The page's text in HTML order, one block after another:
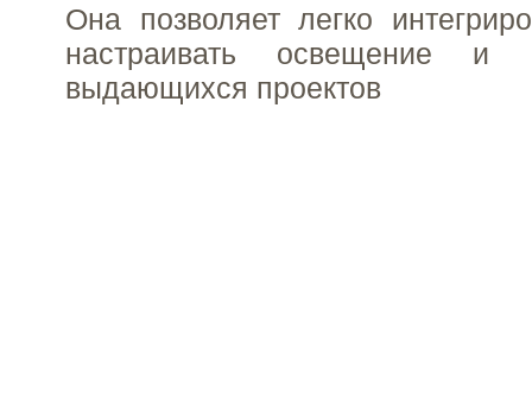
Она позволяет легко
настраивать освещение и
выдающихся проектов